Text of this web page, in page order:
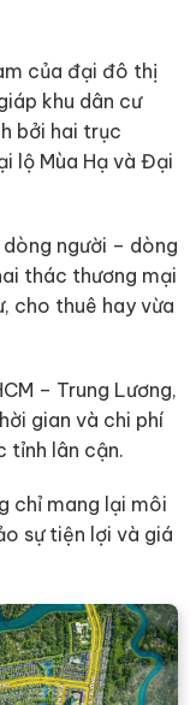
của đại đô thị
khu dân cư
bởi hai trục
lộ Mùa Hạ và Đại
người – dòng
thác thương mại
cho thuê hay vừa
– Trung Lương,
gian và chi phí
tỉnh lân cận.
chỉ mang lại môi
sự tiện lợi và giá